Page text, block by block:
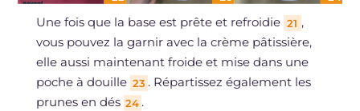
Une fois que la base est prête et refroidie 21 ,
vous pouvez la garnir avec la crème pâtissière,
elle aussi maintenant froide et mise dans une
poche à douille 23 . Répartissez également les
prunes en dés 24 .